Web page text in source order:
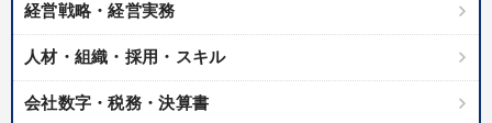
経営戦略・経営実務
人材・組織・採用・スキル
会社数字・税務・決算書